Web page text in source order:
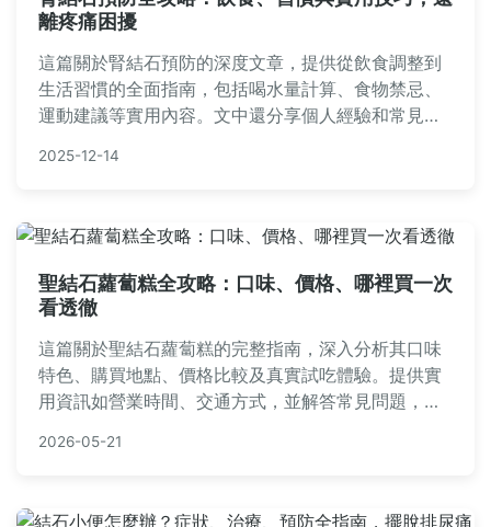
離疼痛困擾
這篇關於腎結石預防的深度文章，提供從飲食調整到
生活習慣的全面指南，包括喝水量計算、食物禁忌、
運動建議等實用內容。文中還分享個人經驗和常見問
泌尿系統健康的讀者閱讀。
2025-12-14
聖結石蘿蔔糕全攻略：口味、價格、哪裡買一次
看透徹
這篇關於聖結石蘿蔔糕的完整指南，深入分析其口味
特色、購買地點、價格比較及真實試吃體驗。提供實
用資訊如營業時間、交通方式，並解答常見問題，幫
試，都能找到所需全部資訊。
2026-05-21